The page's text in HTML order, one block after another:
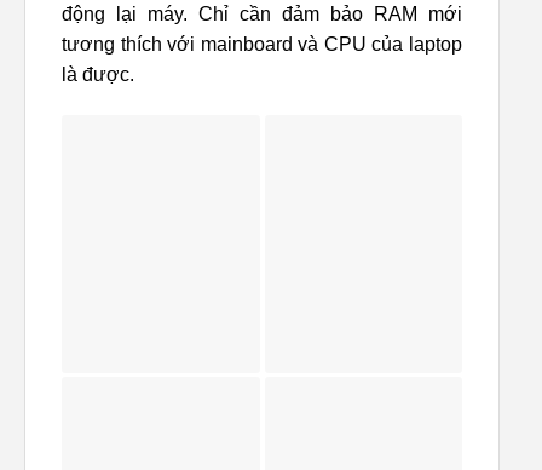
động lại máy. Chỉ cần đảm bảo RAM mới
tương thích với mainboard và CPU của laptop
là được.